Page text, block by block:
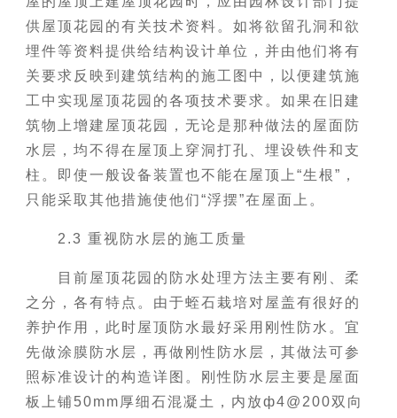
供屋顶花园的有关技术资料。如将欲留孔洞和欲
埋件等资料提供给结构设计单位，并由他们将有
关要求反映到建筑结构的施工图中，以便建筑施
工中实现屋顶花园的各项技术要求。如果在旧建
筑物上增建屋顶花园，无论是那种做法的屋面防
水层，均不得在屋顶上穿洞打孔、埋设铁件和支
柱。即使一般设备装置也不能在屋顶上“生根”，
只能采取其他措施使他们“浮摆”在屋面上。
2.3 重视防水层的施工质量
目前屋顶花园的防水处理方法主要有刚、柔
之分，各有特点。由于蛭石栽培对屋盖有很好的
养护作用，此时屋顶防水最好采用刚性防水。宜
先做涂膜防水层，再做刚性防水层，其做法可参
照标准设计的构造详图。刚性防水层主要是屋面
板上铺50mm厚细石混凝土，内放ф4@200双向